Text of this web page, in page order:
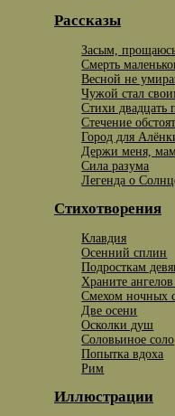
Рассказы
Засым,
Смерть
Весной не
Чужой стал
Стихи двадцать
Стечение
Город для
Держи меня,
Сила разума
Легенда о
Стихотворения
Клавдия
Осенний сплин
Подросткам
Храните ангелов
Смехом ночных
Две осени
Осколки душ
Соловьиное соло
Попытка вдоха
Рим
Иллюстрации